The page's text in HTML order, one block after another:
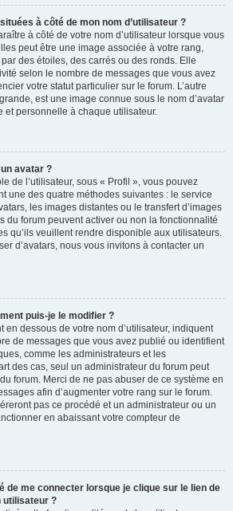
à côté de mon nom d’utilisateur ?
à côté de votre nom d’utilisateur lorsque vous
peut être une image associée à votre rang,
des étoiles, des carrés ou des ronds. Elle
selon le nombre de messages que vous avez
votre statut particulier sur le forum. L’autre
est une image connue sous le nom d’avatar
et personnelle à chaque utilisateur.
avatar ?
de l’utilisateur, sous « Profil », vous pouvez
une des quatre méthodes suivantes : le service
les images distantes ou le transfert d’images
du forum peuvent activer ou non la fonctionnalité
qu’ils veuillent rendre disponible aux utilisateurs.
d’avatars, nous vous invitons à contacter un
puis-je le modifier ?
en dessous de votre nom d’utilisateur, indiquent
de messages que vous avez publié ou identifient
comme les administrateurs et les
des cas, seul un administrateur du forum peut
forum. Merci de ne pas abuser de ce système en
afin d’augmenter votre rang sur le forum.
pas ce procédé et un administrateur ou un
en abaissant votre compteur de
de me connecter lorsque je clique sur le lien de
utilisateur ?